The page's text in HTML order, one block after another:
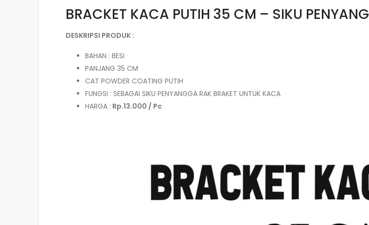
BRACKET KACA PUTIH 35 CM – SIKU
DESKRIPSI PRODUK :
BAHAN : BESI
PANJANG 35 CM
CAT POWDER COATING PUTIH
FUNGSI : SEBAGAI SIKU PENYANGGA RAK BRAKET UNTUK KACA
HARGA : Rp.13.000 / Pc